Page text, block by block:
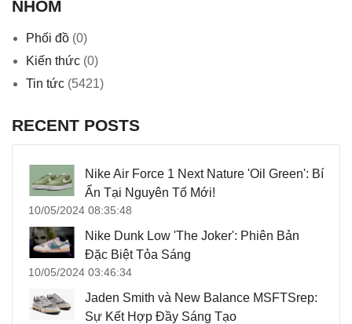
NHÓM
Phối đồ (0)
Kiến thức (0)
Tin tức (5421)
RECENT POSTS
Nike Air Force 1 Next Nature 'Oil Green': Bí
Ẩn Tại Nguyên Tố Mới!
10/05/2024 08:35:48
Nike Dunk Low 'The Joker': Phiên Bản
Đặc Biệt Tỏa Sáng
10/05/2024 03:46:34
Jaden Smith và New Balance MSFTSrep:
Sự Kết Hợp Đầy Sáng Tạo